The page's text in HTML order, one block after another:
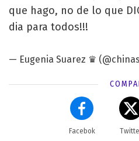
que hago, no de lo que
dia para todos!!!
— Eugenia Suarez ♛
Facebok